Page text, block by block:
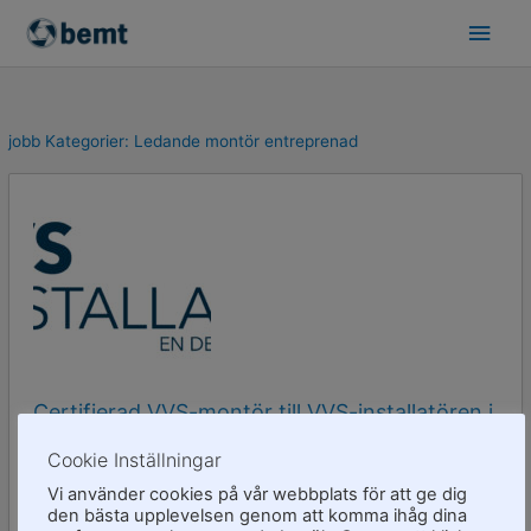
Main
jobb Kategorier: Ledande montör entreprenad
Certifierad VVS-montör till VVS-installatören i
Malmö AB
Ledande montör entreprenad
Montör entreprenad
Cookie Inställningar
Vi använder cookies på vår webbplats för att ge dig
den bästa upplevelsen genom att komma ihåg dina